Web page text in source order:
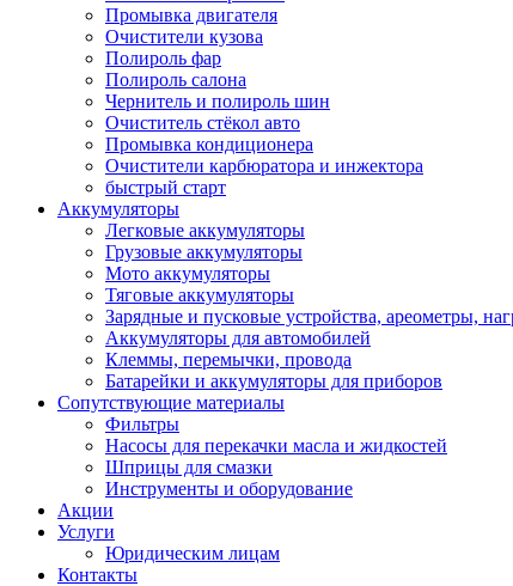
Промывка двигателя
Очистители кузова
Полироль фар
Полироль салона
Чернитель и полироль шин
Очиститель стёкол авто
Промывка кондиционера
Очистители карбюратора и инжектора
быстрый старт
Аккумуляторы
Легковые аккумуляторы
Грузовые аккумуляторы
Мото аккумуляторы
Тяговые аккумуляторы
Зарядные и пусковые устройства, ареометры,
Аккумуляторы для автомобилей
Клеммы, перемычки, провода
Батарейки и аккумуляторы для приборов
Сопутствующие материалы
Фильтры
Насосы для перекачки масла и жидкостей
Шприцы для смазки
Инструменты и оборудование
Акции
Услуги
Юридическим лицам
Контакты